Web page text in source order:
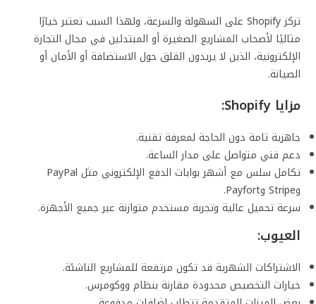
تركز Shopify على السهولة والسرعة، ولهذا السبب تعتبر خيارًا
مثاليًا لأصحاب المشاريع الصغيرة أو المبتدئين في مجال التجارة
الإلكترونية، الذين لا يريدون القلق حول الاستضافة أو الأمان أو
الصيانة.
مزايا Shopify:
جاهزية تامة دون الحاجة لمعرفة تقنية.
دعم فني متواصل على مدار الساعة.
تكامل سلس مع أشهر بوابات الدفع الإلكتروني مثل PayPal
وStripe وPayfort.
سرعة تحميل عالية وتجربة مستخدم متوازنة عبر جميع الأجهزة.
العيوب:
الاشتراكات الشهرية قد تكون مرتفعة للمشاريع الناشئة.
خيارات التخصيص محدودة مقارنة بنظام ووكومرس.